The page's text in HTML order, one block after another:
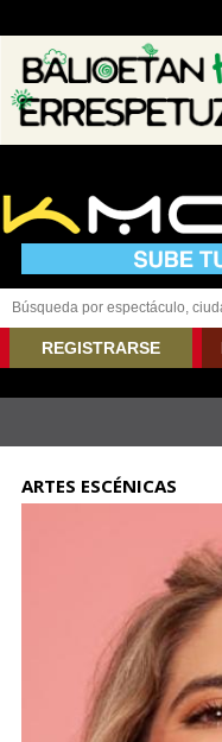
REGISTRARSE
ARTES ESCÉNICAS